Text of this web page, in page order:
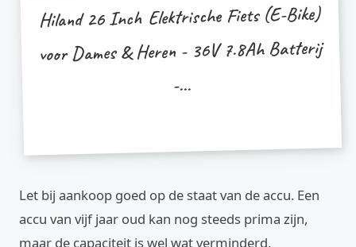
Hiland 26 Inch Elektrische Fiets (E-Bike)
voor Dames & Heren - 36V 7.8Ah Batterij
-...
Let bij aankoop goed op de staat van de accu. Een
accu van vijf jaar oud kan nog steeds prima zijn,
maar de capaciteit is wel wat verminderd.